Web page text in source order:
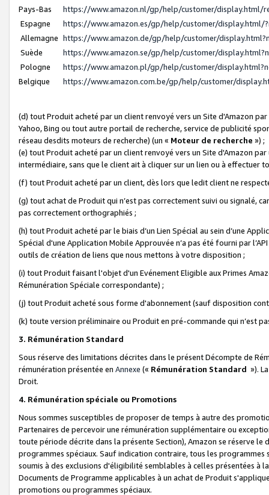
Pays-Bas
https://www.amazon.nl/gp/help/customer/display.html/
Espagne
https://www.amazon.es/gp/help/customer/display.html/
Allemagne https://www.amazon.de/gp/help/customer/
Suède
https://www.amazon.se/gp/help/customer/
Pologne
https://www.amazon.pl/gp/help/customer/
Belgique
https://www.amazon.com.be/gp/help/customer/
(d) tout Produit acheté par un client renvoyé vers un Site d'Amazon
Yahoo, Bing ou tout autre portail de recherche, service de publicité
réseau desdits moteurs de recherche) (un « Moteur de recherche ») ;
(e) tout Produit acheté par un client renvoyé vers un Site d'Amazon
intermédiaire, sans que le client ait à cliquer sur un lien ou à
(f) tout Produit acheté par un client, dès lors que ledit client ne
(g) tout achat de Produit qui n’est pas correctement suivi ou signalé,
pas correctement orthographiés ;
(h) tout Produit acheté par le biais d’un Lien Spécial au sein d’une
Spécial d'une Application Mobile Approuvée n’a pas été fourni par
outils de création de liens que nous mettons à votre disposition ;
(i) tout Produit faisant l'objet d'un Evénement Eligible aux Primes
Rémunération Spéciale correspondante) ;
(j) tout Produit acheté sous forme d'abonnement (sauf disposition
(k) toute version préliminaire ou Produit en pré-commande qui n’est
3. Rémunération Standard
Sous réserve des limitations décrites dans le présent Décompte de
rémunération présentée en Annexe (« Rémunération Standard »).
Droit.
4. Rémunération spéciale ou Promotions
Nous sommes susceptibles de proposer de temps à autre des
Partenaires de percevoir une rémunération supplémentaire ou
toute période décrite dans la présente Section), Amazon se réserve
programmes spéciaux. Sauf indication contraire, tous les
soumis à des exclusions d'éligibilité semblables à celles présentées à
Documents de Programme applicables à un achat de Produit
promotions ou programmes spéciaux.